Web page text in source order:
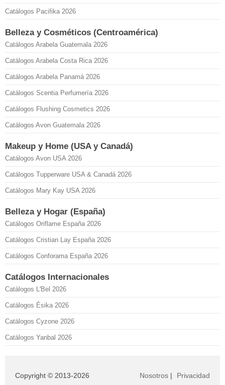
Catálogos Pacifika 2026
Belleza y Cosméticos (Centroamérica)
Catálogos Arabela Guatemala 2026
Catálogos Arabela Costa Rica 2026
Catálogos Arabela Panamá 2026
Catálogos Scentia Perfumería 2026
Catálogos Flushing Cosmetics 2026
Catálogos Avon Guatemala 2026
Makeup y Home (USA y Canadá)
Catálogos Avon USA 2026
Catálogos Tupperware USA & Canadá 2026
Catálogos Mary Kay USA 2026
Belleza y Hogar (España)
Catálogos Oriflame España 2026
Catálogos Cristian Lay España 2026
Catálogos Conforama España 2026
Catálogos Internacionales
Catálogos L'Bel 2026
Catálogos Ésika 2026
Catálogos Cyzone 2026
Catálogos Yanbal 2026
Copyright © 2013-2026 Nosotros | Privacidad